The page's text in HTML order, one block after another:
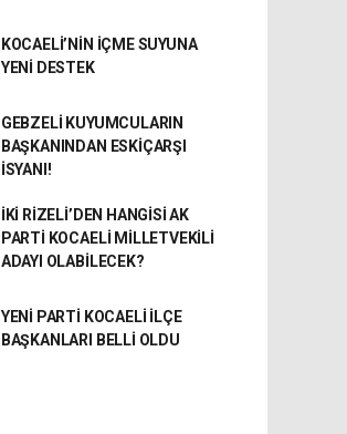
KOCAELİ’NİN İÇME SUYUNA
YENİ DESTEK
GEBZELİ KUYUMCULARIN
BAŞKANINDAN ESKİÇARŞI
İSYANI!
İKİ RİZELİ’DEN HANGİSİ AK
PARTİ KOCAELİ MİLLETVEKİLİ
ADAYI OLABİLECEK?
YENİ PARTİ KOCAELİ İLÇE
BAŞKANLARI BELLİ OLDU